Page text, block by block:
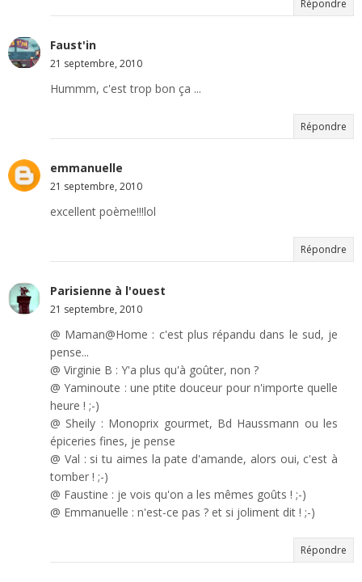
Répondre
Faust'in
21 septembre, 2010
Hummm, c'est trop bon ça ...
Répondre
emmanuelle
21 septembre, 2010
excellent poème!!!lol
Répondre
Parisienne à l'ouest
21 septembre, 2010
@ Maman@Home : c'est plus répandu dans le sud, je
pense...
@ Virginie B : Y'a plus qu'à goûter, non ?
@ Yaminoute : une ptite douceur pour n'importe quelle
heure ! ;-)
@ Sheily : Monoprix gourmet, Bd Haussmann ou les
épiceries fines, je pense
@ Val : si tu aimes la pate d'amande, alors oui, c'est à
tomber ! ;-)
@ Faustine : je vois qu'on a les mêmes goûts ! ;-)
@ Emmanuelle : n'est-ce pas ? et si joliment dit ! ;-)
Répondre